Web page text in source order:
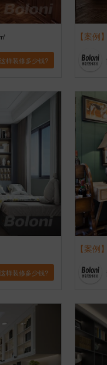
这样装修多少钱?
【案例
这样装修多少钱?
【案例